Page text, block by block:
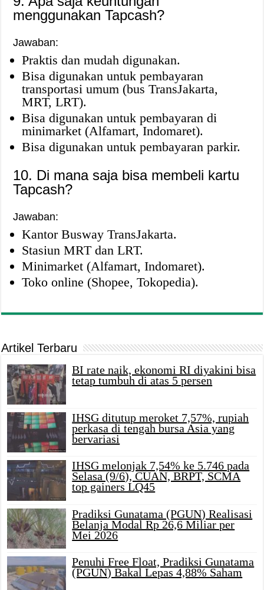
menggunakan Tapcash?
Jawaban:
Praktis dan mudah digunakan.
Bisa digunakan untuk pembayaran
transportasi umum (bus TransJakarta,
MRT, LRT).
Bisa digunakan untuk pembayaran di
minimarket (Alfamart, Indomaret).
Bisa digunakan untuk pembayaran parkir.
10. Di mana saja bisa membeli kartu
Tapcash?
Jawaban:
Kantor Busway TransJakarta.
Stasiun MRT dan LRT.
Minimarket (Alfamart, Indomaret).
Toko online (Shopee, Tokopedia).
Artikel Terbaru
BI rate naik, ekonomi RI diyakini bisa
tetap tumbuh di atas 5 persen
IHSG ditutup meroket 7,57%, rupiah
perkasa di tengah bursa Asia yang
bervariasi
IHSG melonjak 7,54% ke 5.746 pada
Selasa (9/6), CUAN, BRPT, SCMA
top gainers LQ45
Pradiksi Gunatama (PGUN) Realisasi
Belanja Modal Rp 26,6 Miliar per
Mei 2026
Penuhi Free Float, Pradiksi Gunatama
(PGUN) Bakal Lepas 4,88% Saham